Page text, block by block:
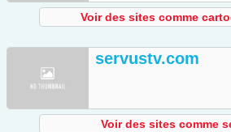
Voir des sites comme
servustv.com
Voir des sites comme